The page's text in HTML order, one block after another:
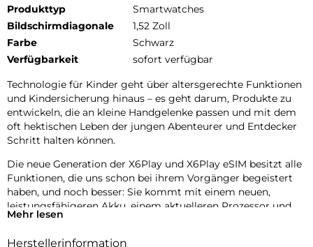
Produkttyp
Smartwatches
Bildschirmdiagonale
1,52 Zoll
Farbe
Schwarz
Verfügbarkeit
sofort verfügbar
Technologie für Kinder geht über altersgerechte Funktionen
und Kindersicherung hinaus – es geht darum, Produkte zu
entwickeln, die an kleine Handgelenke passen und mit dem
oft hektischen Leben der jungen Abenteurer und Entdecker
Schritt halten können.
Die neue Generation der X6Play und X6Play eSIM besitzt alle
Funktionen, die uns schon bei ihrem Vorgänger begeistert
haben, und noch besser: Sie kommt mit einem neuen,
leistungsfähigeren Akku, einem aktuelleren Prozessor und
einem gewebten, elastischen Textilarmband für noch mehr
Mehr lesen
Herstellerinformation